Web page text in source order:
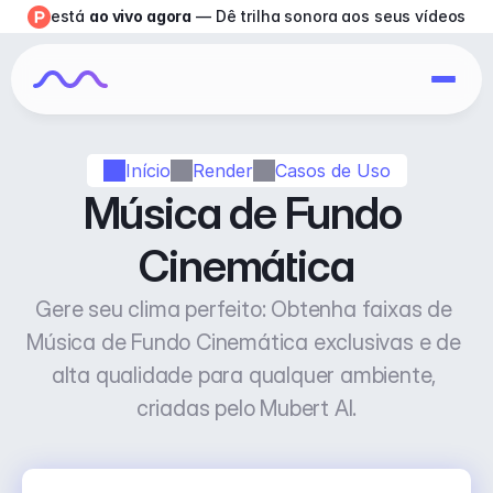
Início Render Casos de Uso
Música de Fundo
Cinemática
Gere seu clima perfeito: Obtenha faixas de
Música de Fundo Cinemática exclusivas e de
alta qualidade para qualquer ambiente,
criadas pelo Mubert AI.
está ao vivo agora — Dê trilha sonora aos seus vídeos